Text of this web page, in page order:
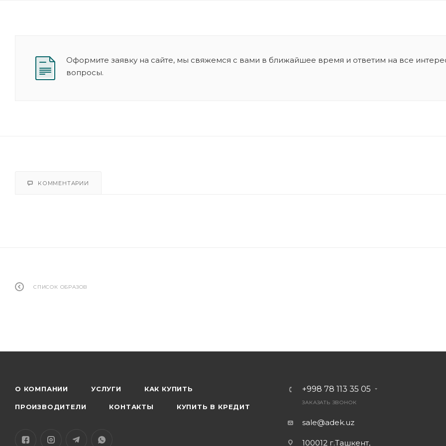
Оформите заявку на сайте, мы свяжемся с вами в ближайшее время и ответим на все
вопросы.
КОММЕНТАРИИ
СПИСОК ОБРАЗОВ
О КОМПАНИИ УСЛУГИ КАК КУПИТЬ
ПРОИЗВОДИТЕЛИ КОНТАКТЫ КУПИТЬ В КРЕДИТ
+998 78 113 35 05
ЗАКАЗАТЬ ЗВОНОК
sale@adek.uz
100012 г.Ташкент,